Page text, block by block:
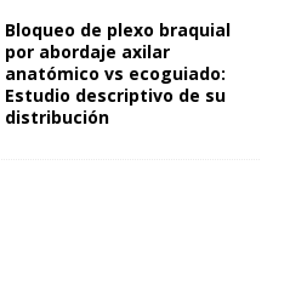
Bloqueo de plexo braquial
por abordaje axilar
anatómico vs ecoguiado:
Estudio descriptivo de su
distribución